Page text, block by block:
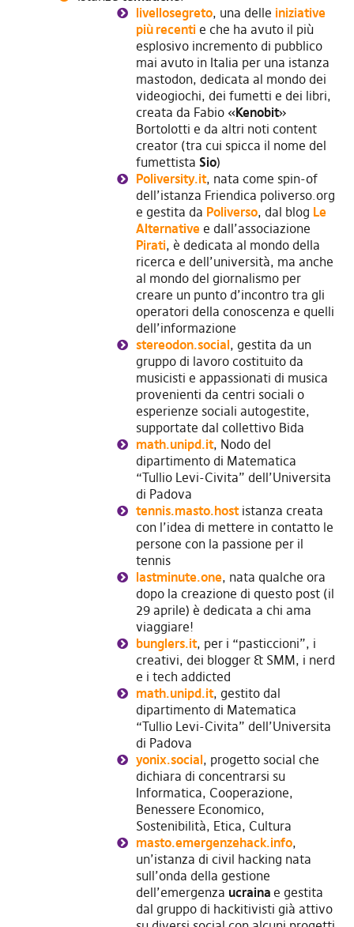
livellosegreto, una delle iniziative
più recenti e che ha avuto il più
esplosivo incremento di pubblico
mai avuto in Italia per una istanza
mastodon, dedicata al mondo dei
videogiochi, dei fumetti e dei libri,
creata da Fabio «Kenobit»
Bortolotti e da altri noti content
creator (tra cui spicca il nome del
fumettista Sio)
Poliversity.it, nata come spin-of
dell’istanza Friendica poliverso.org
e gestita da Poliverso, dal blog Le
Alternativee dall’associazione
Pirati, è dedicata al mondo della
ricerca e dell’università, ma anche
al mondo del giornalismo per
creare un punto d’incontro tra gli
operatori della conoscenza e quelli
dell’informazione
stereodon.social, gestita da un
gruppo di lavoro costituito da
musicisti e appassionati di musica
provenienti da centri sociali o
esperienze sociali autogestite,
supportate dal collettivo Bida
math.unipd.it, Nodo del
dipartimento di Matematica
“Tullio Levi-Civita” dell’Universita
di Padova
tennis.masto.hostistanza creata
con l’idea di mettere in contatto le
persone con la passione per il
tennis
lastminute.one, nata qualche ora
dopo la creazione di questo post (il
29 aprile) è dedicata a chi ama
viaggiare!
bunglers.it, per i “pasticcioni”, i
creativi, dei blogger & SMM, i nerd
e i tech addicted
math.unipd.it, gestito dal
dipartimento di Matematica
“Tullio Levi-Civita” dell’Universita
di Padova
yonix.social, progetto social che
dichiara di concentrarsi su
Informatica, Cooperazione,
Benessere Economico,
Sostenibilità, Etica, Cultura
masto.emergenzehack.info,
un’istanza di civil hacking nata
sull’onda della gestione
dell’emergenza ucraina e gestita
dal gruppo di hackitivisti già attivo